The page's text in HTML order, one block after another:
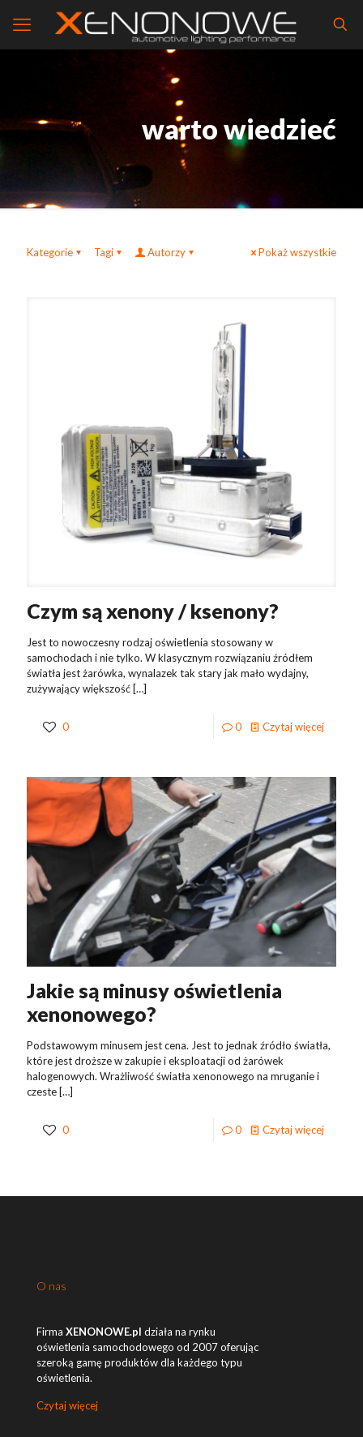
warto wiedzieć
Kategorie Tagi Autorzy Pokaż wszystkie
Czym są xenony / ksenony?
Jest to nowoczesny rodzaj oświetlenia stosowany w
samochodach i nie tylko. W klasycznym rozwiązaniu źródłem
światła jest żarówka, wynalazek tak stary jak mało wydajny,
zużywający większość […]
0 0 Czytaj więcej
Jakie są minusy oświetlenia
xenonowego?
Podstawowym minusem jest cena. Jest to jednak źródło światła,
które jest droższe w zakupie i eksploatacji od żarówek
halogenowych. Wrażliwość światła xenonowego na mruganie i
czeste […]
0 0 Czytaj więcej
O nas
Firma XENONOWE.pl działa na rynku
oświetlenia samochodowego od 2007 oferując
szeroką gamę produktów dla każdego typu
oświetlenia.
Czytaj więcej